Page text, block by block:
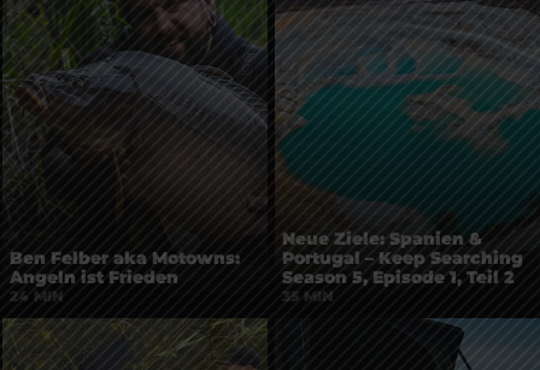
24 MIN
Ben Felber aka Motowns:
Angeln ist Frieden
35 MIN
Neue Ziele: Spanien &
Portugal – Keep Searching
Season 5, Episode 1, Teil 2